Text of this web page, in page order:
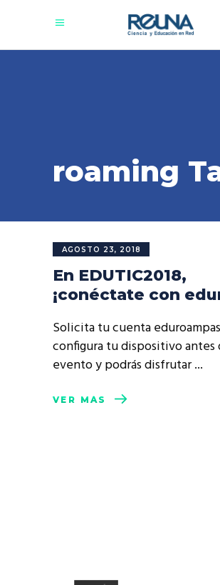
roaming
AGOSTO 23, 2018
En EDUTIC2018,
¡conéctate con
Solicita tu cuenta
configura tu dispositivo antes
evento y podrás disfrutar
VER MÁS